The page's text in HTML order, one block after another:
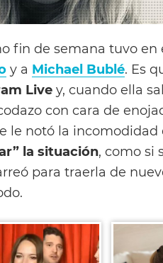
fin de semana tuvo en
y a Michael Bublé. Es
Live y, cuando ella
con cara de
le notó la incomodidad
la situación, como si
para traerla de